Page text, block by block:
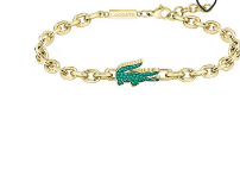
Metal Cinsi
Kategori